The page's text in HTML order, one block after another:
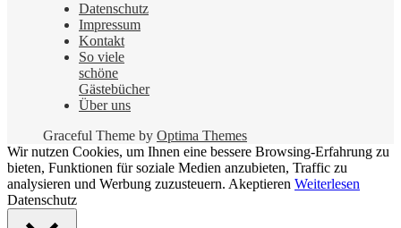
Datenschutz
Impressum
Kontakt
So viele
schöne
Gästebücher
Über uns
Graceful Theme by Optima Themes
Wir nutzen Cookies, um Ihnen eine bessere Browsing-Erfahrung zu
bieten, Funktionen für soziale Medien anzubieten, Traffic zu
analysieren und Werbung zuzusteuern. Akeptieren Weiterlesen
Datenschutz